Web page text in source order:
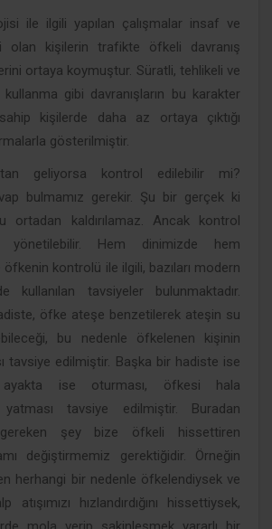
ile ilgili yapılan çalışmalar insaf ve
olan kişilerin trafikte öfkeli davranış
ortaya koymuştur. Süratli, tehlikeli ve
gibi davranışların bu karakter
kişilerde daha az ortaya çıktığı
gösterilmiştir.
geliyorsa kontrol edilebilir mi?
bulmamız gerekir. Şu bir gerçek ki
ortadan kaldırılamaz. Ancak kontrol
yönetilebilir. Hem dinimizde hem
kontrolü ile ilgili, bazıları modern
kullanılan tavsiyeler bulunmaktadır.
öfke ateşe benzetilerek ateşin su
bu nedenle öfkelenen kişinin
tavsiye edilmiştir. Başka bir hadiste ise
ise oturması, öfkesi hala
yatması tavsiye edilmiştir. Buradan
gereken şey bize öfkeli hissettiren
değiştirmemiz gerektiğidir. Örneğin
herhangi bir nedenle öfkelendiysek ve
atışımızı hızlandırdığını hissettiysek,